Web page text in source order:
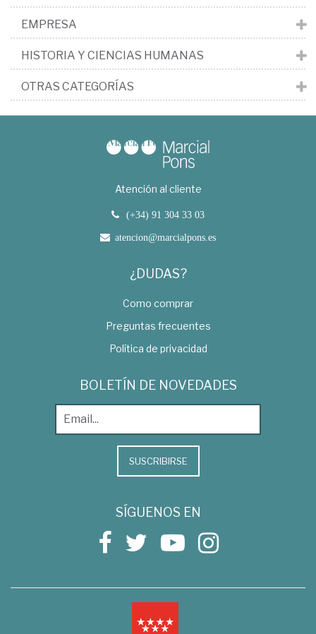
EMPRESA
HISTORIA Y CIENCIAS HUMANAS
OTRAS CATEGORÍAS
Atención al cliente
(+34) 91 304 33 03
atencion@marcialpons.es
¿DUDAS?
Como comprar
Preguntas frecuentes
Política de privacidad
BOLETÍN DE NOVEDADES
SUSCRIBIRSE
SÍGUENOS EN